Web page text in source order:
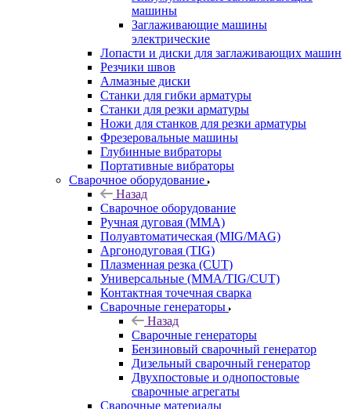
машины
Заглаживающие машины
электрические
Лопасти и диски для заглаживающих машин
Резчики швов
Алмазные диски
Станки для гибки арматуры
Станки для резки арматуры
Ножи для станков для резки арматуры
Фрезеровальные машины
Глубинные вибраторы
Портативные вибраторы
Сварочное оборудование
Назад
Сварочное оборудование
Ручная дуговая (MMA)
Полуавтоматическая (MIG/MAG)
Аргонодуговая (TIG)
Плазменная резка (CUT)
Универсальные (MMA/TIG/CUT)
Контактная точечная сварка
Сварочные генераторы
Назад
Сварочные генераторы
Бензиновый сварочный генератор
Дизельный сварочный генератор
Двухпостовые и однопостовые
сварочные агрегаты
Сварочные материалы